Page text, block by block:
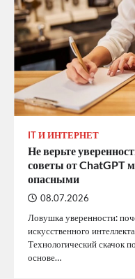
IT И ИНТЕРНЕТ
Не верьте
советы от ChatGPT
опасными
08.07.2026
Ловушка уверенности:
искусственного
Технологический скачок
основе…